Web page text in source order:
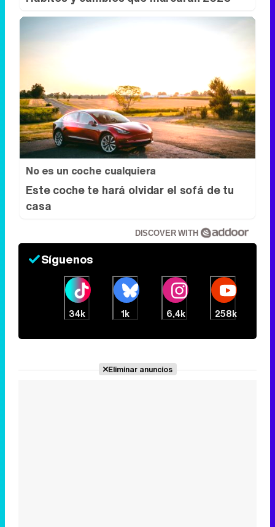
No es un coche cualquiera
Este coche te hará olvidar el sofá de tu
casa
DISCOVER WITH
Síguenos
6,4k 258k
Eliminar anuncios